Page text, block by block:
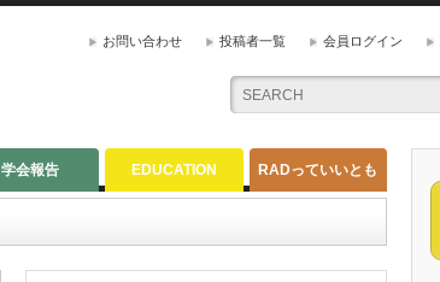
お問い合わせ 投稿者一覧 会員ログイン
学会報告 EDUCATION RADっていいとも